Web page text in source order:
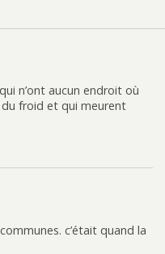
n’ont aucun endroit où
du froid et qui meurent
c’était quand la